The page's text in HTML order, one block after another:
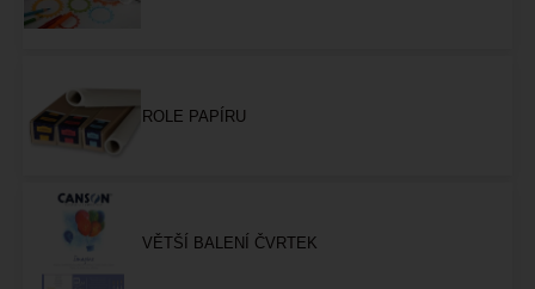
ROLE PAPÍRU
VĚTŠÍ BALENÍ ČVRTEK